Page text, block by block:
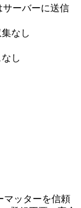
サーバーに送信
なし
し
マッターを信頼